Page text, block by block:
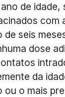
de
com
de seis
dose
da
o mais